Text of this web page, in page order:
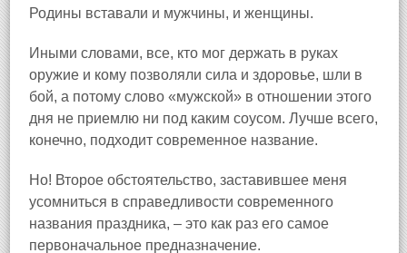
Родины вставали и мужчины, и женщины.
Иными словами, все, кто мог держать в руках
оружие и кому позволяли сила и здоровье, шли в
бой, а потому слово «мужской» в отношении этого
дня не приемлю ни под каким соусом. Лучше всего,
конечно, подходит современное название.
Но! Второе обстоятельство, заставившее меня
усомниться в справедливости современного
названия праздника, – это как раз его самое
первоначальное предназначение.